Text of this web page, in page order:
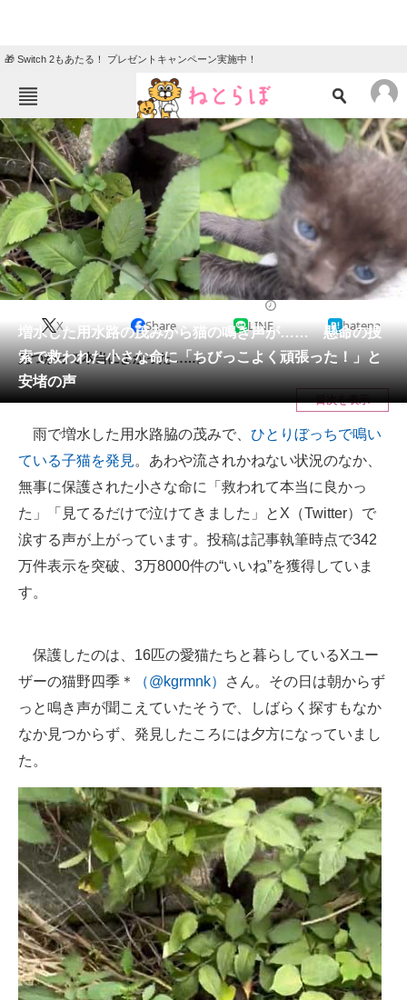
🎁 Switch 2もあたる！ プレゼントキャンペーン実施中！
ねとらぼメニュー
TOP ニュース
エンタメ クイズ
グルメ 地域
住まい 教育・育児
動物 リサーチ
会員記事
メディア
注目記事を集めた総合ページ
ITの今と未来を見通す
スマホと通信の最新トレンド
進化するPCとデバイスの未来
好きが集まる 比べて選べる
企業ITのトレンドを詳説
経営リーダーのコミュニティ
ITエンジニア向け専門サイト
企業向けIT製品の総合サイト
IT製品の技術・比較・事例
製造業のIT導入・活用を支援
モノづくり技術者専門サイト
エレクトロニクス専門サイト
増水した用水路の茂みから猫の鳴き声が…… 懸命の捜
索で救われた小さな命に「ちびっこよく頑張った！」と
安堵の声
X Share LINE hatena
見つかって本当によかった……。
目次を表示
雨で増水した用水路脇の茂みで、 ひとりぼっちで鳴い
ている子猫を発見。あわや流されかねない状況のなか、
無事に保護された小さな命に「救われて本当に良かっ
た」「見てるだけで泣けてきました」とX（Twitter）で
涙する声が上がっています。投稿は記事執筆時点で342
万件表示を突破、3万8000件の“いいね”を獲得していま
す。
保護したのは、16匹の愛猫たちと暮らしているXユー
ザーの猫野四季＊
（@kgrmnk）
さん。その日は朝からず
っと鳴き声が聞こえていたそうで、しばらく探すもなか
なか見つからず、発見したころには夕方になっていまし
た。